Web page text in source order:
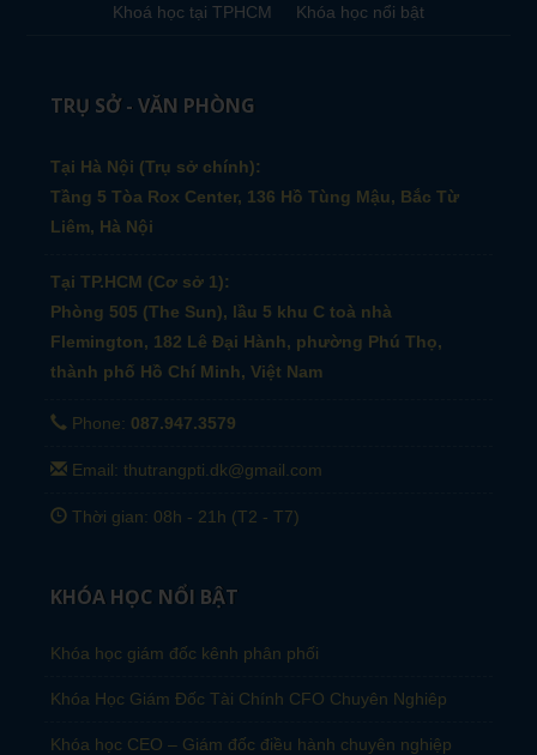
Khoá học tại TPHCM
Khóa học nổi bật
TRỤ SỞ - VĂN PHÒNG
Tại Hà Nội (Trụ sở chính):
Tầng 5 Tòa Rox Center, 136 Hồ Tùng Mậu, Bắc Từ
Liêm, Hà Nội
Tại TP.HCM (Cơ sở 1):
Phòng 505 (The Sun), lầu 5 khu C toà nhà
Flemington, 182 Lê Đại Hành, phường Phú Thọ,
thành phố Hồ Chí Minh, Việt Nam
Phone: 087.947.3579
Email: thutrangpti.dk@gmail.com
Thời gian: 08h - 21h (T2 - T7)
KHÓA HỌC NỔI BẬT
Khóa học giám đốc kênh phân phối
Khóa Học Giám Đốc Tài Chính CFO Chuyên Nghiêp
Khóa học CEO – Giám đốc điều hành chuyên nghiệp